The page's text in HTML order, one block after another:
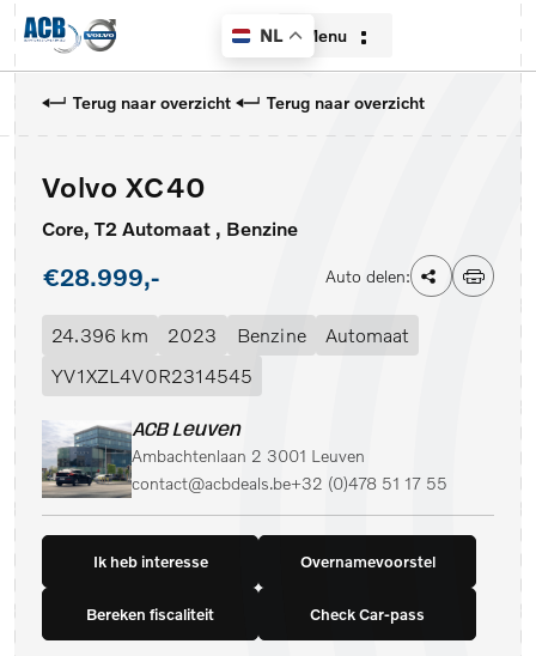
NL Menu
Aanbod
Diensten
Verkocht
Terug naar overzicht Terug naar overzicht
Volvo XC40
Core, T2 Automaat , Benzine
€28.999,- Auto delen:
24.396 km 2023 Benzine
Automaat
YV1XZL4V0R2314545
ACB Leuven
Ambachtenlaan 2 3001 Leuven
contact@acbdeals.be+32 (0)478 51 17 55
Ik heb interesse Overnamevoorstel
Bereken fiscaliteit Check Car-pass